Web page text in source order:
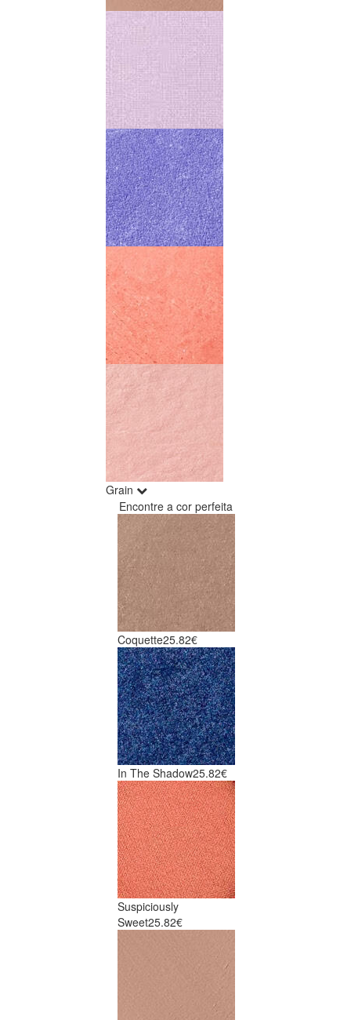
Grain
Encontre a cor perfeita
Coquette25.82€
In The Shadow25.82€
Suspiciously
Sweet25.82€